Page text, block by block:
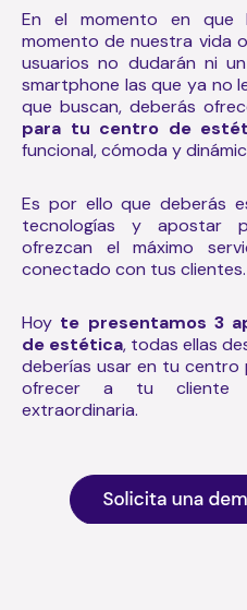
En el momento en
momento de nuestra vida
usuarios no dudarán ni
smartphone las que ya no
que buscan, deberás
para tu centro de
funcional, cómoda y
Es por ello que deberás
tecnologías y apostar
ofrezcan el máximo
conectado con tus clientes.
Hoy te presentamos 3
de estética, todas ellas
deberías usar en tu centro
ofrecer a tu cliente
extraordinaria.